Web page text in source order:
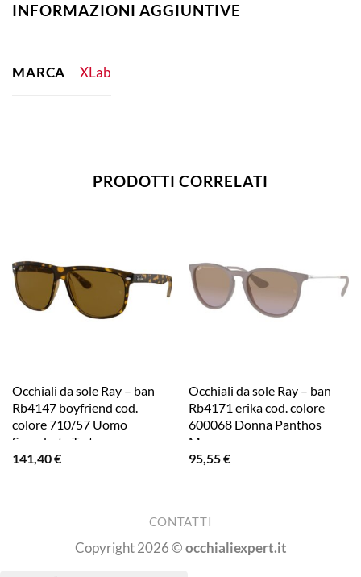
INFORMAZIONI AGGIUNTIVE
MARCA XLab
PRODOTTI CORRELATI
Occhiali da sole Ray – ban
Rb4147 boyfriend cod.
colore 710/57 Uomo
Squadrata Tartaruga
141,40€
Occhiali da sole Ray – ban
Rb4171 erika cod. colore
600068 Donna Panthos
Marrone
95,55€
CONTATTI
Copyright 2026 ©occhialiexpert.it